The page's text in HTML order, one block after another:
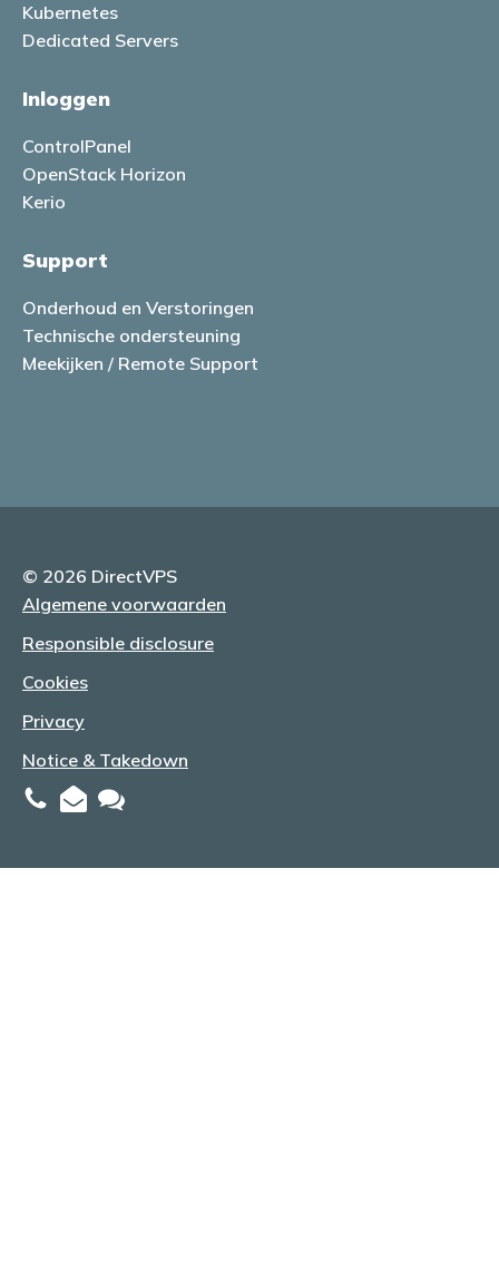
Kubernetes
Dedicated Servers
Inloggen
ControlPanel
OpenStack Horizon
Kerio
Support
Onderhoud en Verstoringen
Technische ondersteuning
Meekijken / Remote Support
© 2026 DirectVPS
Algemene voorwaarden
Responsible disclosure
Cookies
Privacy
Notice & Takedown